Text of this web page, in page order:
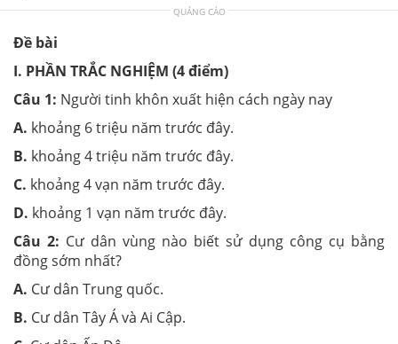
QUẢNG CÁO
Đề bài
I. PHẦN TRẮC NGHIỆM (4 điểm)
Câu 1: Người tinh khôn xuất hiện cách ngày nay
A. khoảng 6 triệu năm trước đây.
B. khoảng 4 triệu năm trước đây.
C. khoảng 4 vạn năm trước đây.
D. khoảng 1 vạn năm trước đây.
Câu 2: Cư dân vùng nào biết sử dụng công cụ bằng
đồng sớm nhất?
A. Cư dân Trung quốc.
B. Cư dân Tây Á và Ai Cập.